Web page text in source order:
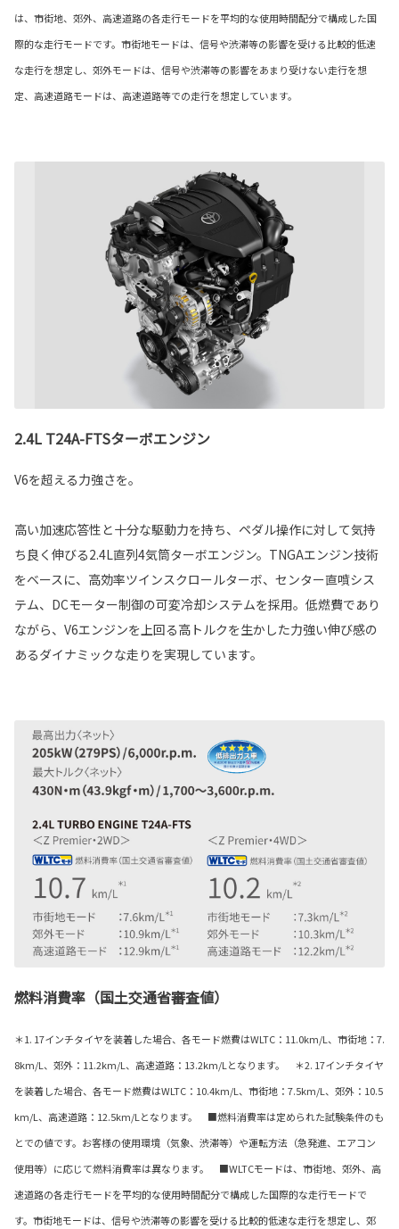
は、市街地、郊外、高速道路の各走行モードを平均的な使用時間配分で構成した国
際的な走行モードです。市街地モードは、信号や渋滞等の影響を受ける比較的低速
な走行を想定し、郊外モードは、信号や渋滞等の影響をあまり受けない走行を想
定、高速道路モードは、高速道路等での走行を想定しています。
2.4L T24A-FTSターボエンジン
V6を超える力強さを。
高い加速応答性と十分な駆動力を持ち、ペダル操作に対して気持
ち良く伸びる2.4L直列4気筒ターボエンジン。TNGAエンジン技術
をベースに、高効率ツインスクロールターボ、センター直噴シス
テム、DCモーター制御の可変冷却システムを採用。低燃費であり
ながら、V6エンジンを上回る高トルクを生かした力強い伸び感の
あるダイナミックな走りを実現しています。
燃料消費率（国土交通省審査値）
＊1. 17インチタイヤを装着した場合、各モード燃費はWLTC：11.0km/L、市街地：7.
8km/L、郊外：11.2km/L、高速道路：13.2km/Lとなります。 ＊2. 17インチタイヤ
を装着した場合、各モード燃費はWLTC：10.4km/L、市街地：7.5km/L、郊外：10.5
km/L、高速道路：12.5km/Lとなります。 ■燃料消費率は定められた試験条件のも
とでの値です。お客様の使用環境（気象、渋滞等）や運転方法（急発進、エアコン
使用等）に応じて燃料消費率は異なります。 ■WLTCモードは、市街地、郊外、高
速道路の各走行モードを平均的な使用時間配分で構成した国際的な走行モードで
す。市街地モードは、信号や渋滞等の影響を受ける比較的低速な走行を想定し、郊